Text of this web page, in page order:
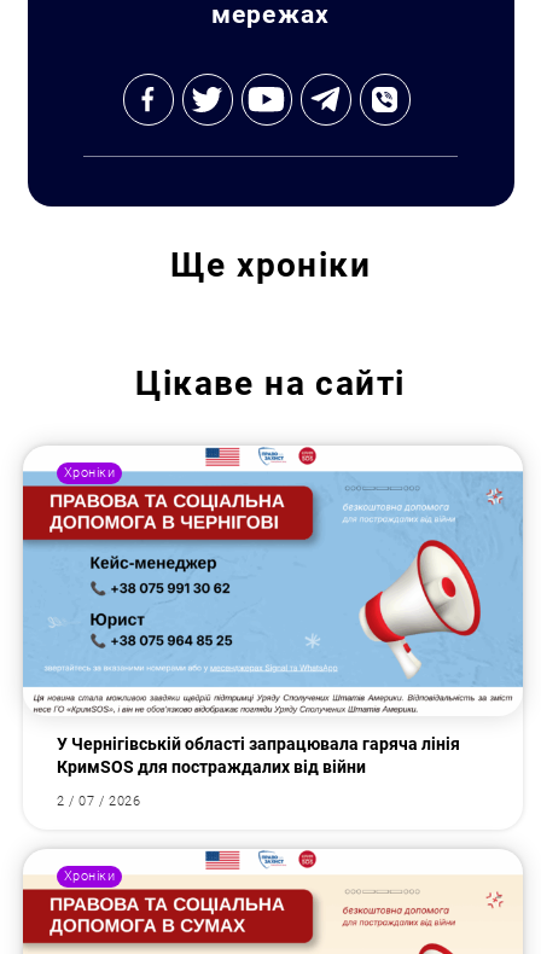
мережах
Щехроніки
Цікаве на сайті
Хроніки
У Чернігівській області запрацювала гаряча лінія
КримSOS для постраждалих від війни
2 / 07 / 2026
Хроніки